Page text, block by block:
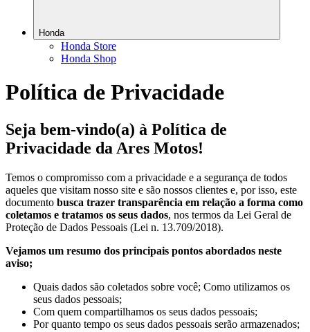
Honda
Honda Store
Honda Shop
Política de Privacidade
Seja bem-vindo(a) à Política de
Privacidade da Ares Motos!
Temos o compromisso com a privacidade e a segurança de todos
aqueles que visitam nosso site e são nossos clientes e, por isso, este
documento busca trazer transparência em relação a forma como
coletamos e tratamos os seus dados, nos termos da Lei Geral de
Proteção de Dados Pessoais (Lei n. 13.709/2018).
Vejamos um resumo dos principais pontos abordados neste
aviso;
Quais dados são coletados sobre você; Como utilizamos os
seus dados pessoais;
Com quem compartilhamos os seus dados pessoais;
Por quanto tempo os seus dados pessoais serão armazenados;